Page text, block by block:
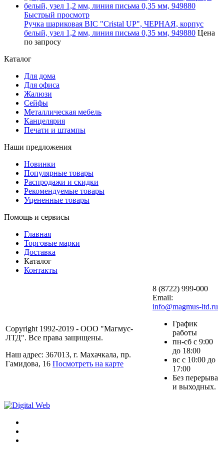
Быстрый просмотр
Ручка шариковая BIC "Cristal UP", ЧЕРНАЯ, корпус
белый, узел 1,2 мм, линия письма 0,35 мм, 949880 Цена
по запросу
Каталог
Для дома
Для офиса
Жалюзи
Сейфы
Металлическая мебель
Канцелярия
Печати и штампы
Наши предложения
Новинки
Популярные товары
Распродажи и скидки
Рекомендуемые товары
Уцененные товары
Помощь и сервисы
Главная
Торговые марки
Доставка
Каталог
Контакты
Copyright 1992-2019 - ООО "Магмус-
ЛТД". Все права защищены.
Наш адрес: 367013, г. Махачкала, пр.
Гамидова, 16 Посмотреть на карте
8 (8722) 999-000
Email:
info@magmus-ltd.ru
График
работы
пн-сб с 9:00
до 18:00
вс с 10:00 до
17:00
Без перерыва
и выходных.